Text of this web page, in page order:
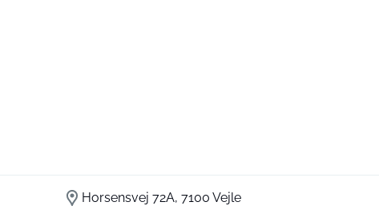
Horsensvej 72A, 7100 Vejle